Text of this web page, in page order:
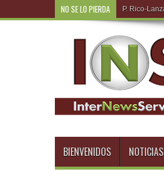
NO SE LO PIERDA R.D
BIENVENIDOS NOTICIAS